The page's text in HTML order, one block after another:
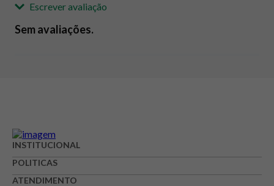
Escrever avaliação
★★★☆
Seu nome
Sem avaliações.
INSTITUCIONAL
POLITICAS
ATENDIMENTO